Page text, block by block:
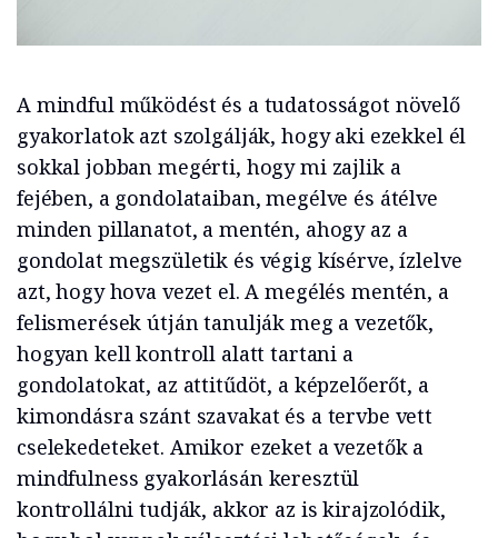
A mindful működést és a tudatosságot növelő
gyakorlatok azt szolgálják, hogy aki ezekkel él
sokkal jobban megérti, hogy mi zajlik a
fejében, a gondolataiban, megélve és átélve
minden pillanatot, a mentén, ahogy az a
gondolat megszületik és végig kísérve, ízlelve
azt, hogy hova vezet el. A megélés mentén, a
felismerések útján tanulják meg a vezetők,
hogyan kell kontroll alatt tartani a
gondolatokat, az attitűdöt, a képzelőerőt, a
kimondásra szánt szavakat és a tervbe vett
cselekedeteket. Amikor ezeket a vezetők a
mindfulness gyakorlásán keresztül
kontrollálni tudják, akkor az is kirajzolódik,